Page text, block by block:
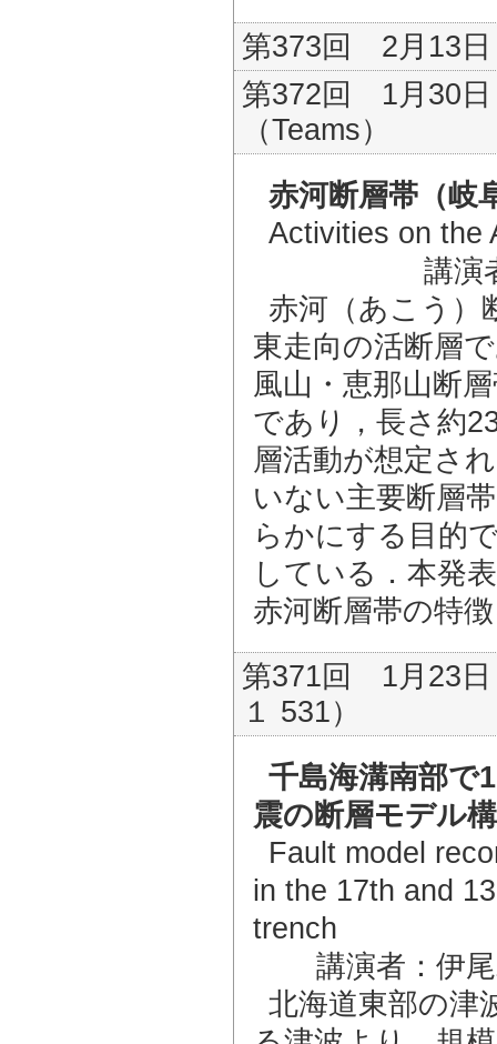
第373回 2月13
第372回 1月30
（Teams）
赤河断層帯（岐
Activities on the
講演
赤河（あこう）
東走向の活断層
風山・恵那山断
であり，長さ約
層活動が想定さ
いない主要断層
らかにする目的
している．本発
赤河断層帯の特
第371回 1月23日
１ 531）
千島海溝南部で
震の断層モデル
Fault model
in the 17th and
trench
講演者：伊
北海道東部の津